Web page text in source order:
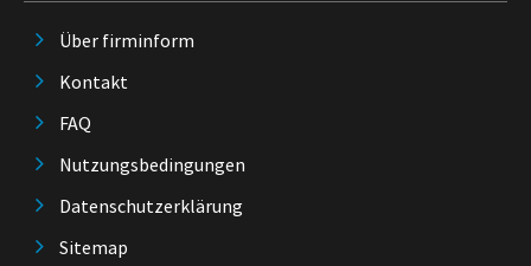
Über firminform
Kontakt
FAQ
Nutzungsbedingungen
Datenschutzerklärung
Sitemap